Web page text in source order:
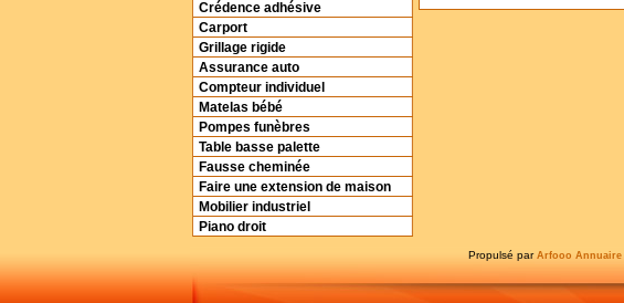
Crédence adhésive
Carport
Grillage rigide
Assurance auto
Compteur individuel
Matelas bébé
Pompes funèbres
Table basse palette
Fausse cheminée
Faire une extension de maison
Mobilier industriel
Piano droit
Propulsé par Arfooo Annuaire